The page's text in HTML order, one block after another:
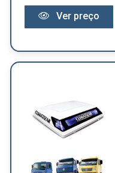
Ver preço